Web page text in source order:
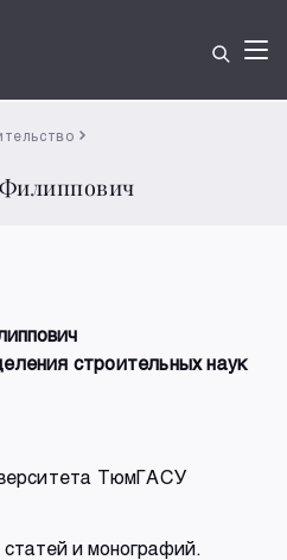
строительных наук
ТюмГАСУ
и монографий.